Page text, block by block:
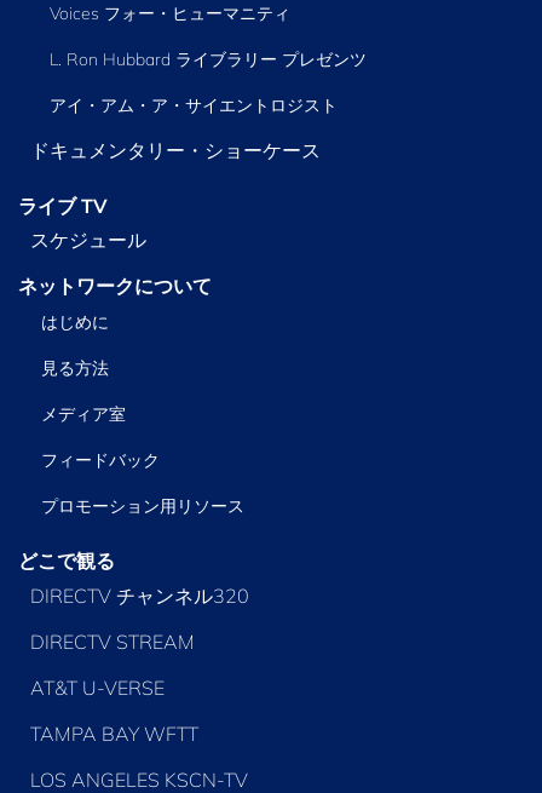
Voices フォー・ヒューマニティ
L. Ron Hubbard ライブラリー プレゼンツ
アイ・アム・ア・サイエントロジスト
ドキュメンタリー・ショーケース
ライブ TV
スケジュール
ネットワークについて
はじめに
見る方法
メディア室
フィードバック
プロモーション用リソース
どこで観る
DIRECTV チャンネル320
DIRECTV STREAM
AT&T U-VERSE
TAMPA BAY WFTT
LOS ANGELES KSCN-TV